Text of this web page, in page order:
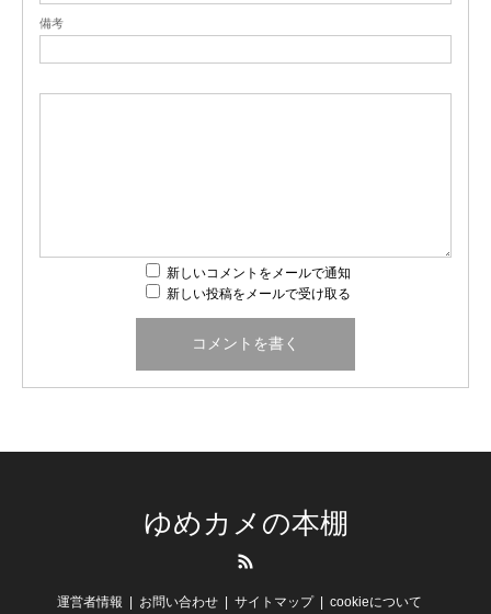
備考
新しいコメントをメールで通知
新しい投稿をメールで受け取る
ゆめカメの本棚
運営者情報 お問い合わせ サイトマップ cookieについて